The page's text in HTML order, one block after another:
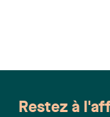
Restez à